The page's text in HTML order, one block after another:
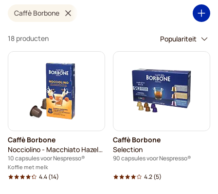
Caffè Borbone
18 producten
Caffè Borbone
Nocciolino - Macchiato Hazelnoot
10 capsules voor Nespresso®
Koffie met melk
4.4(14)
Caffè Borbone
Selection
90 capsules voor Nespresso®
4.2(5)